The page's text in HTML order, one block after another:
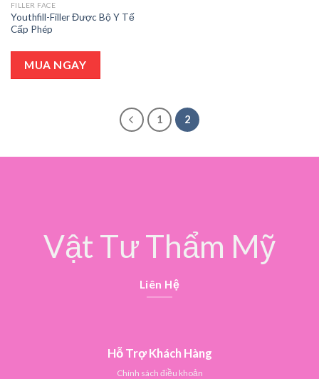
FILLER FACE
Youthfill-Filler Được Bộ Y Tế
Cấp Phép
MUA NGAY
1 2
Vật Tư Thẩm Mỹ
Liên Hệ
Hỗ Trợ Khách Hàng
Chính sách điều khoản